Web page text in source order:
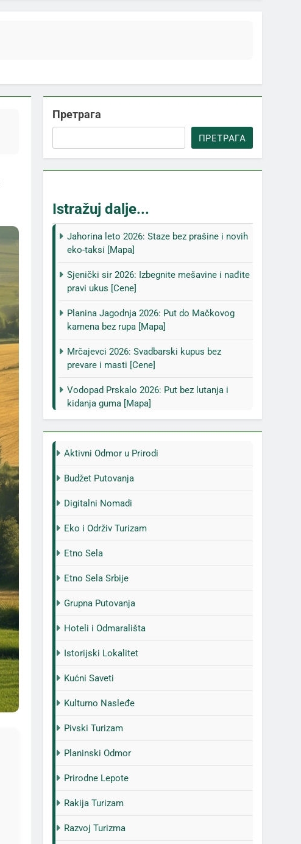
Претрага
ПРЕТРАГА
Istražuj dalje...
Jahorina leto 2026: Staze bez prašine i novih
eko-taksi [Mapa]
Sjenički sir 2026: Izbegnite mešavine i nađite
pravi ukus [Cene]
Planina Jagodnja 2026: Put do Mačkovog
kamena bez rupa [Mapa]
Mrčajevci 2026: Svadbarski kupus bez
prevare i masti [Cene]
Vodopad Prskalo 2026: Put bez lutanja i
kidanja guma [Mapa]
Aktivni Odmor u Prirodi
Budžet Putovanja
Digitalni Nomadi
Eko i Održiv Turizam
Etno Sela
Etno Sela Srbije
Grupna Putovanja
Hoteli i Odmarališta
Istorijski Lokalitet
Kućni Saveti
Kulturno Nasleđe
Pivski Turizam
Planinski Odmor
Prirodne Lepote
Rakija Turizam
Razvoj Turizma